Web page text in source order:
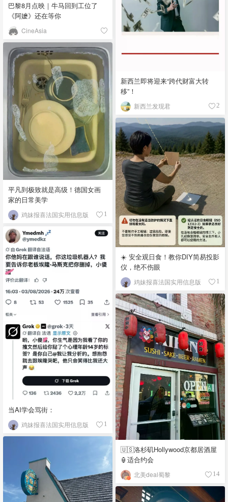
巴黎8月点映｜牛马回到工位了
《阿嬷》还在等你
CineAsia
新西兰即将迎来“跨代财富大转
移”！
新西兰发现君 2
平凡到极致就是高级！德国女画
家的日常美学
鸡妹报喜法国实用信息版 1
☀️ 安全观日食！教你DIY简易投影
仪，绝不伤眼
鸡妹报喜法国实用信息版 1
当AI学会骂街：
鸡妹报喜法国实用信息版 1
🇺🇸洛杉矶Hollywood京都居酒屋
🏮适合约会
北美deal蜀黎 14